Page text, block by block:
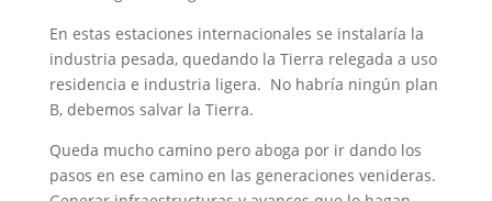
En estas estaciones internacionales se instalaría la
industria pesada, quedando la Tierra relegada a uso
residencia e industria ligera. No habría ningún plan
B, debemos salvar la Tierra.
Queda mucho camino pero aboga por ir dando los
pasos en ese camino en las generaciones venideras.